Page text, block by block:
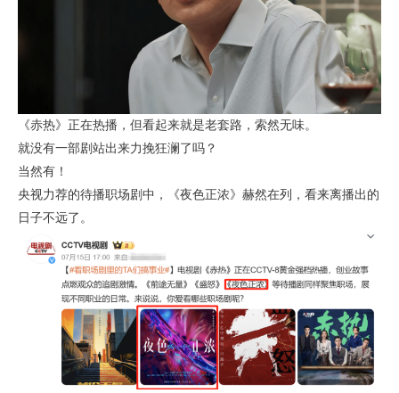
《赤热》正在热播，但看起来就是老套路，索然无味。
就没有一部剧站出来力挽狂澜了吗？
当然有！
央视力荐的待播职场剧中，《夜色正浓》赫然在列，看来离播出的
日子不远了。